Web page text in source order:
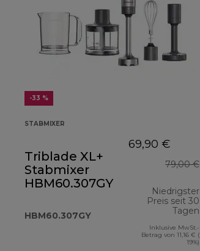
-33 %
STABMIXER
Triblade XL+
Stabmixer
HBM60.307GY
HBM60.307GY
69,90 €
79,00 €
Niedrigster
Preis seit 30
Tagen
Inklusive MwSt.-
Betrag von 11,16 € (
19%)